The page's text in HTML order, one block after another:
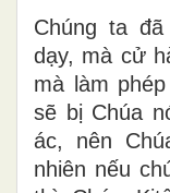
Chúng ta
dạy, mà cử
mà làm
sẽ bị Chúa
ác, nên
nhiên nếu